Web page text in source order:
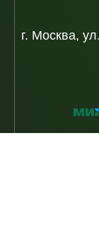
г. Москва,